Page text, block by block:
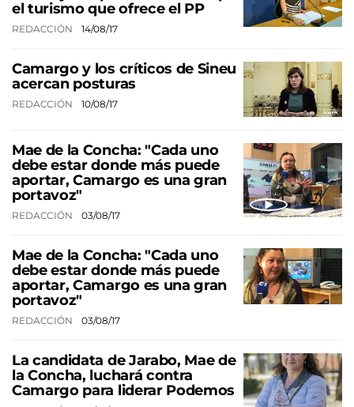
el turismo que ofrece el PP
REDACCIÓN 14/08/17
Camargo y los críticos de Sineu
acercan posturas
REDACCIÓN 10/08/17
Mae de la Concha: "Cada uno
debe estar donde más puede
aportar, Camargo es una gran
portavoz"
REDACCIÓN 03/08/17
Mae de la Concha: "Cada uno
debe estar donde más puede
aportar, Camargo es una gran
portavoz"
REDACCIÓN 03/08/17
La candidata de Jarabo, Mae de
la Concha, luchará contra
Camargo para liderar Podemos